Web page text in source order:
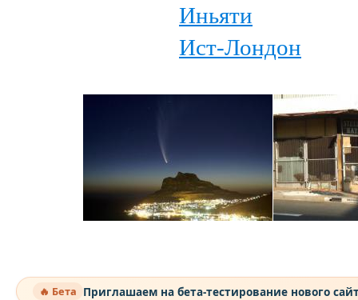
Иньяти
Ист-Лондон
🔥 Бета Приглашаем на бета-тестирование нового